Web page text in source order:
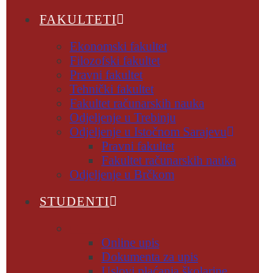
FAKULTETI
Ekonomski fakultet
Filozofski fakultet
Pravni fakultet
Tehnički fakultet
Fakultet računarskih nauka
Odjeljenje u Trebinju
Odjeljenje u Istočnom Sarajevu
Pravni fakultet
Fakultet računarskih nauka
Odjeljenje u Brčkom
STUDENTI
Online upis
Dokumenta za upis